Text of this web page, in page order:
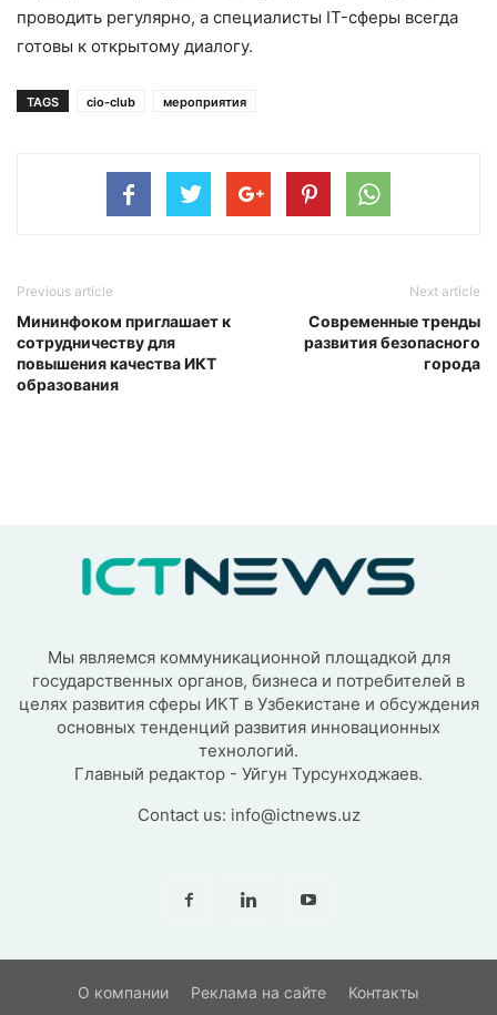
проводить регулярно, а специалисты IT-сферы всегда
готовы к открытому диалогу.
TAGS cio-club мероприятия
Previous article
Мининфоком приглашает к
сотрудничеству для
повышения качества ИКТ
образования
Next article
Современные тренды
развития безопасного
города
Мы являемся коммуникационной площадкой для
государственных органов, бизнеса и потребителей в
целях развития сферы ИКТ в Узбекистане и обсуждения
основных тенденций развития инновационных
технологий.
Главный редактор - Уйгун Турсунходжаев.
Contact us: info@ictnews.uz
О компании Реклама на сайте Контакты